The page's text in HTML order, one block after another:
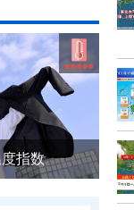
指数